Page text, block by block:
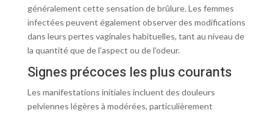
généralement cette sensation de brûlure. Les femmes
infectées peuvent également observer des modifications
dans leurs pertes vaginales habituelles, tant au niveau de
la quantité que de l’aspect ou de l’odeur.
Signes précoces les plus courants
Les manifestations initiales incluent des douleurs
pelviennes légères à modérées, particulièrement